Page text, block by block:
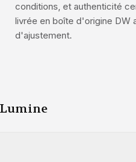
conditions, et authenticité
livrée en boîte d'origine DW
d'ajustement.